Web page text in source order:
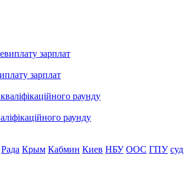
зарплат
раунду
Рада Крым Кабмин Киев НБУ ООС ГПУ суд